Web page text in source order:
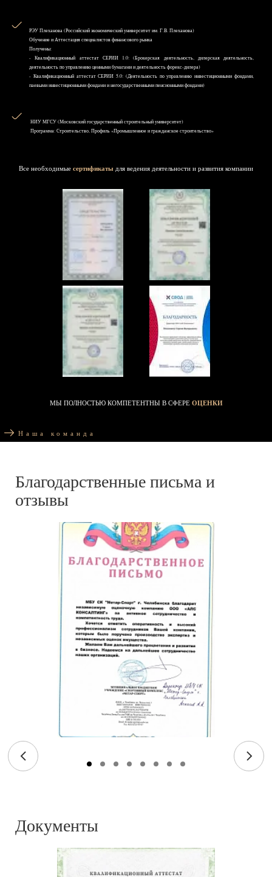
РЭУ Плеханова (Российский экономический университет им. Г.В. Плеханова)
Обучение и Аттестация специалистов финансового рынка
Получены:
- Квалификационный аттестат СЕРИИ 1.0: (Брокерская деятельность, дилерская деятельность,
деятельность по управлению ценными бумагами и деятельность форекс-дилера)
- Квалификационный аттестат СЕРИИ 5.0: (Деятельность по управлению инвестиционными фондами,
паевыми инвестиционными фондами и негосударственными пенсионными фондами)
НИУ MГСУ (Московский государственный строительный университет)
Программа: Строительство, Профиль «Промышленное и гражданское строительство»
Все необходимые сертификаты для ведения деятельности и развития компании
МЫ ПОЛНОСТЬЮ КОМПЕТЕНТНЫ В СФЕРЕ ОЦЕНКИ
Наша команда
Благодарственные письма и
отзывы
Документы